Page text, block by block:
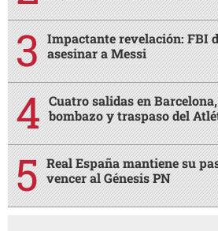
Impactante revelación: FBI
asesinar a Messi
Cuatro salidas en
bombazo y traspaso del
Real España mantiene su
vencer al Génesis PN